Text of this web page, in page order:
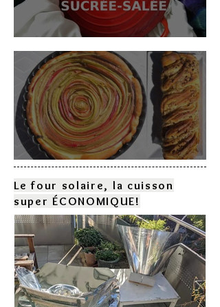
Cocotte sucrée-salée
Deux gâteaux à la rhubarbe
Le four solaire, la cuisson
super ÉCONOMIQUE!